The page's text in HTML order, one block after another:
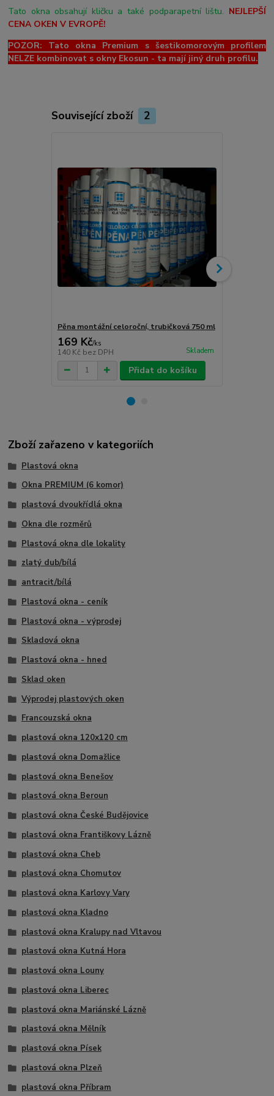
Tato okna obsahují kličku a také podparapetní lištu. NEJLEPŠÍ
CENA OKEN V EVROPĚ!
POZOR: Tato okna Premium s šestikomorovým profilem
NELZE kombinovat s okny Ekosun - ta mají jiný druh profilu.
Související zboží 2
Pěna montážní celoroční, trubičková 750 ml
169 Kč/ks
140 Kč bez DPH Skladem
Přidat do košíku
Zboží zařazeno v kategoriích
Plastová okna
Okna PREMIUM (6 komor)
plastová dvoukřídlá okna
Okna dle rozměrů
Plastová okna dle lokality
zlatý dub/bílá
antracit/bílá
Plastová okna - ceník
Plastová okna - výprodej
Skladová okna
Plastová okna - hned
Sklad oken
Výprodej plastových oken
Francouzská okna
plastová okna 120x120 cm
plastová okna Domažlice
plastová okna Benešov
plastová okna Beroun
plastová okna České Budějovice
plastová okna Františkovy Lázně
plastová okna Cheb
plastová okna Chomutov
plastová okna Karlovy Vary
plastová okna Kladno
plastová okna Kralupy nad Vltavou
plastová okna Kutná Hora
plastová okna Louny
plastová okna Liberec
plastová okna Mariánské Lázně
plastová okna Mělník
plastová okna Písek
plastová okna Plzeň
plastová okna Příbram